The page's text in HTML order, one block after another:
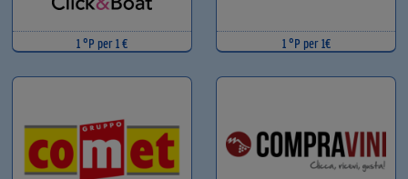
1 °P per 1 € 1 °P per 1€